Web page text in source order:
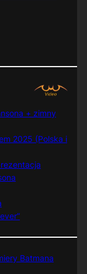
+ zimny
2025 (Polska i
Batmana